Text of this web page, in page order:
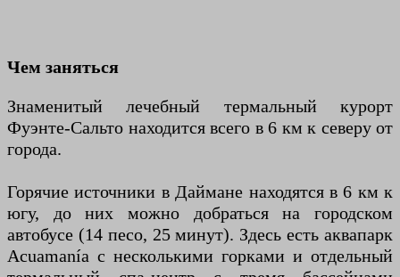
Чем заняться
Знаменитый лечебный термальный курорт
Фуэнте-Сальто находится всего в 6 км к северу от
города.
Горячие источники в Даймане находятся в 6 км к
югу, до них можно добраться на городском
автобусе (14 песо, 25 минут). Здесь есть аквапарк
Acuamanía с несколькими горками и отдельный